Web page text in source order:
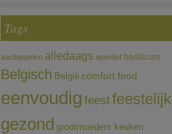
Tags
aardappelen alledaags aperitief basilicum
Belgisch België comfort food
eenvoudig feestfeestelijk
gezond grootmoeders keuken